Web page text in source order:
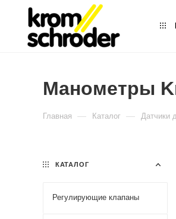
Манометры
Главная — Каталог — Датчики
КАТАЛОГ
Регулирующие клапаны